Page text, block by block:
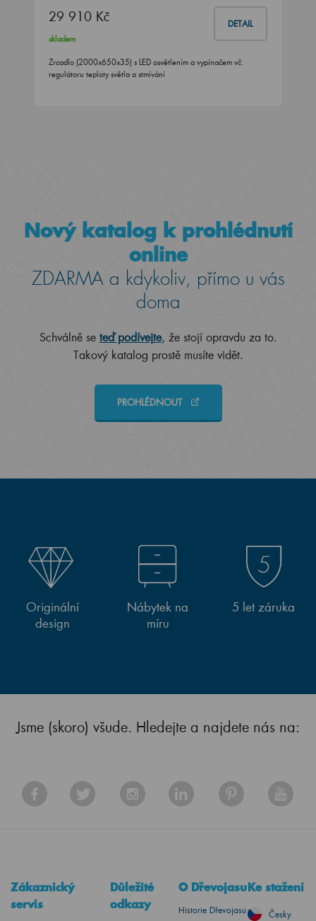
29 910 Kč DETAIL
skladem
Zrcadlo (2000x650x35) s LED osvětlením a vypínačem vč.
regulátoru teploty světla a stmívání
Nový katalog k prohlédnutí
online
ZDARMA a kdykoliv, přímo u vás
doma
Schválně se teď podívejte, že stojí opravdu za to.
Takový katalog prostě musíte vidět.
PROHLÉDNOUT
Originální
design
Nábytek na
míru
5 let záruka
Jsme (skoro) všude. Hledejte a najdete nás na:
Zákaznický
servis
Důležité
odkazy
O Dřevojasu
Historie Dřevojasu
Ke stažení
Česky